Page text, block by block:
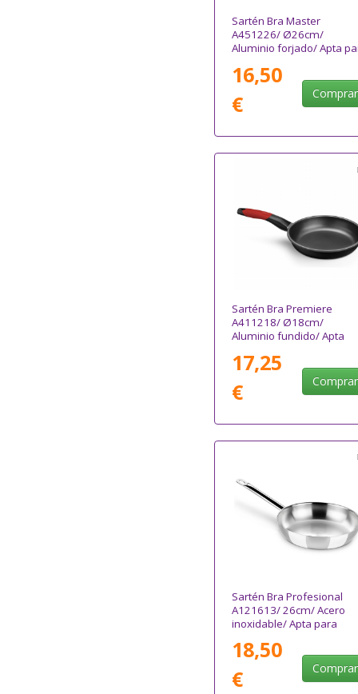
Sartén Bra Master
A451226/ Ø26cm/
Aluminio forjado/ Apta
16,50
€
Comprar
Sartén Bra Premiere
A411218/ Ø18cm/
Aluminio fundido/ Apta
17,25
€
Comprar
Sartén Bra Profesional
A121613/ 26cm/ Acero
inoxidable/ Apta para
18,50
€
Comprar